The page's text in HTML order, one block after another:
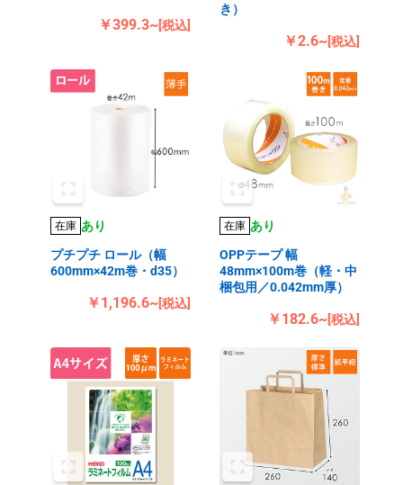
￥399.3~[税込]
き）
￥2.6~[税込]
在庫 あり
プチプチ ロール（幅
600mm×42m巻・d35）
￥1,196.6~[税込]
在庫 あり
OPPテープ 幅
48mm×100m巻（軽・中
梱包用／0.042mm厚）
￥182.6~[税込]